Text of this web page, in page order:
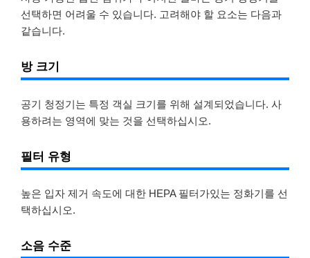
선택하면 어려울 수 있습니다. 고려해야 할 요소는 다음과
같습니다.
방 크기
공기 청정기는 특정 객실 크기를 위해 설계되었습니다. 사
용하려는 영역에 맞는 것을 선택하십시오.
필터 유형
높은 입자 제거 속도에 대한 HEPA 필터가있는 정화기를 선
택하십시오.
소음 수준